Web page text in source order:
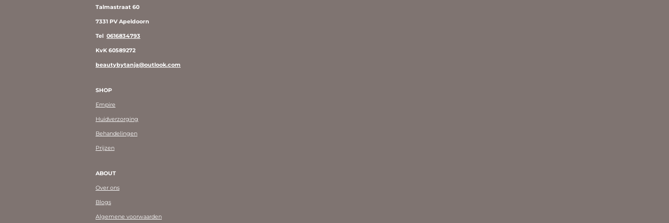
Talmastraat 60
7331 PV Apeldoorn
Tel 0616834793
KvK 60589272
beautybytanja@outlook.com
SHOP
Empire
Huidverzorging
Behandelingen
Prijzen
ABOUT
Over ons
Blogs
Algemene voorwaarden